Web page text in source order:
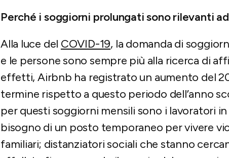
Perché i soggiorni prolungati sono rilevanti
Alla luce del COVID-19, la domanda di
e le persone sono sempre più alla ricerca di
effetti, Airbnb ha registrato un aumento del
termine rispetto a questo periodo dell’anno
per questi soggiorni mensili sono i lavoratori
bisogno di un posto temporaneo per vivere
familiari; distanziatori sociali che stanno